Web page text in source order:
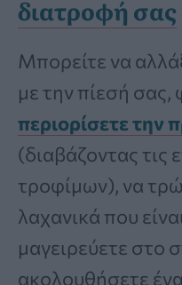
διατροφή σας
Μπορείτε να
με την πίεσή σας,
περιορίσετε την
(διαβάζοντας τις
τροφίμων), να
λαχανικά που
μαγειρεύετε στο
ακολουθήσετε